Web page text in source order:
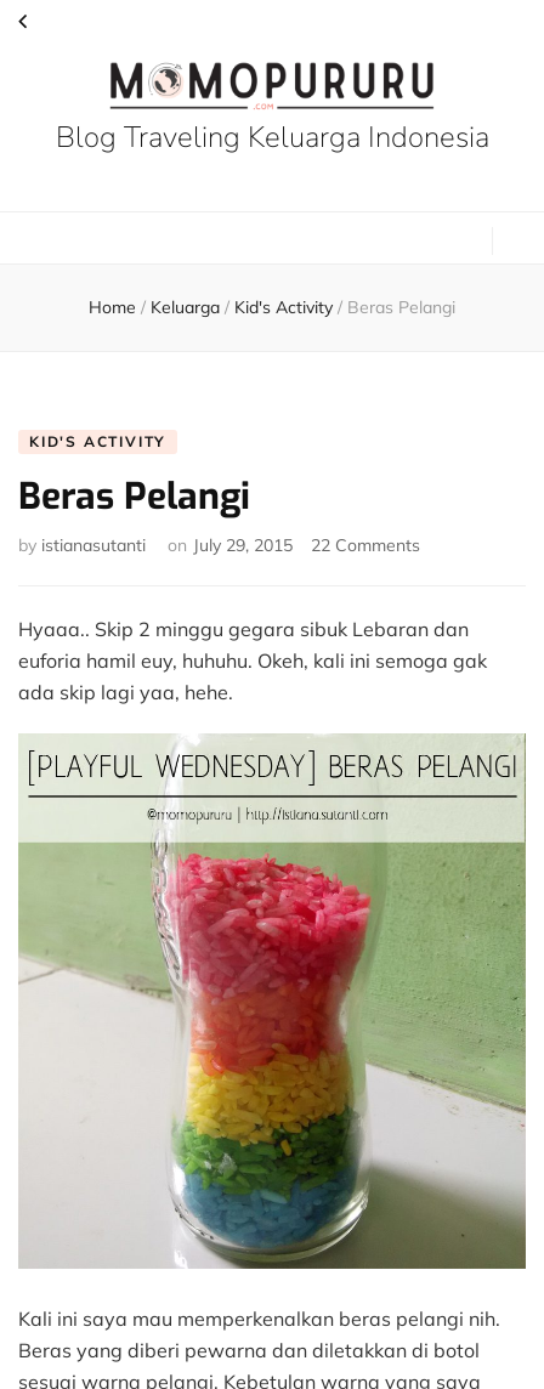
Blog Traveling Keluarga Indonesia
Home / Keluarga / Kid's Activity / Beras Pelangi
KID'S ACTIVITY
Beras Pelangi
by istianasutanti on July 29, 2015 22 Comments
Hyaaa.. Skip 2 minggu gegara sibuk Lebaran dan
euforia hamil euy, huhuhu. Okeh, kali ini semoga gak
ada skip lagi yaa, hehe.
Kali ini saya mau memperkenalkan beras pelangi nih.
Beras yang diberi pewarna dan diletakkan di botol
sesuai warna pelangi. Kebetulan warna yang saya